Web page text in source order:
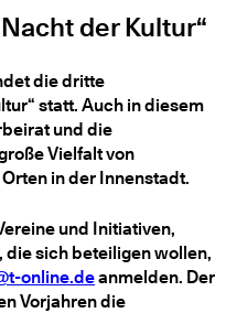
der Kultur“
die dritte
statt. Auch in diesem
und die
Vielfalt von
in der Innenstadt.
und Initiativen,
die sich beteiligen wollen,
online.deanmelden. Der
Vorjahren die